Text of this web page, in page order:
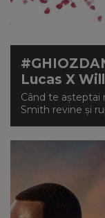
Lucas X
Când te așteptai
Smith revine și